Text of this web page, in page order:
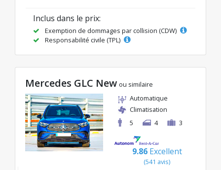
Inclus dans le prix:
Exemption de dommages par collision (CDW)
Responsabilité civile (TPL)
Mercedes GLC New ou similaire
Automatique
Climatisation
5
4 3
9.86 Excellent
(541 avis)